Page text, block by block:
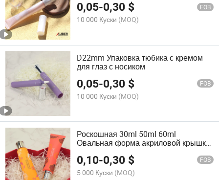
0,05-0,30 $ FOB
10 000 Куски (MOQ)
D22mm Упаковка тюбика с кремом
для глаз с носиком
0,05-0,30 $ FOB
10 000 Куски (MOQ)
Роскошная 30ml 50ml 60ml
Овальная форма акриловой крышки
с откидной верхней частью для
упаковки косметического крема
0,10-0,30 $ FOB
5 000 Куски (MOQ)